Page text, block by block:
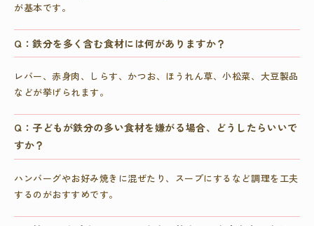
が基本です。
Q：鉄分を多く含む食材には何がありますか？
レバー、赤身肉、しらす、かつお、ほうれん草、小松菜、大豆製品
などが挙げられます。
Q：子どもが鉄分の多い食材を嫌がる場合、どうしたらいいで
すか？
ハンバーグやお好み焼きに混ぜたり、スープにするなど調理を工夫
するのがおすすめです。